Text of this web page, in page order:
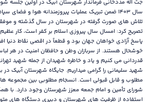
جت اله مددخانی فرماندار شهرستان آبیک در اولین جلسه
سال ۱۴۰۳ ضمن تبریک عملیات پیروزمندانه هوا و فضای
تلاش های صورت گرفته در شهرستان در سال گذشته و
تصریح کرد: امسال سال پیروزی اسلام بر کفر است، کار عظیم
پاسخ آزادی خواهان جهان بود و قطعاً در اقصی نقاط دنیا
خوشحال هستند. از سربازان وطن و حافظان امنیت در هر
قدردانی می کنیم و یاد و خاطره شهیدان از جمله شهید
شهید سلیمانی را گرامی میداریم. جایگاه شهرستان آبیک در
مطلوب و قابل قبولی است. انسجام مطلوبی بین مجموعه
شورای تأمین و امام جمعه معزز شهرستان وجود دارد. با
استفاده از ظرفیت های شهرستان و دبیری دستگاه های